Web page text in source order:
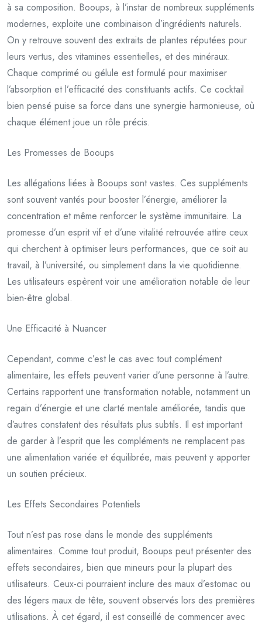
à sa composition. Booups, à l’instar de nombreux suppléments
modernes, exploite une combinaison d’ingrédients naturels.
On y retrouve souvent des extraits de plantes réputées pour
leurs vertus, des vitamines essentielles, et des minéraux.
Chaque comprimé ou gélule est formulé pour maximiser
l’absorption et l’efficacité des constituants actifs. Ce cocktail
bien pensé puise sa force dans une synergie harmonieuse, où
chaque élément joue un rôle précis.
Les Promesses de Booups
Les allégations liées à Booups sont vastes. Ces suppléments
sont souvent vantés pour booster l’énergie, améliorer la
concentration et même renforcer le système immunitaire. La
promesse d’un esprit vif et d’une vitalité retrouvée attire ceux
qui cherchent à optimiser leurs performances, que ce soit au
travail, à l’université, ou simplement dans la vie quotidienne.
Les utilisateurs espèrent voir une amélioration notable de leur
bien-être global.
Une Efficacité à Nuancer
Cependant, comme c’est le cas avec tout complément
alimentaire, les effets peuvent varier d’une personne à l’autre.
Certains rapportent une transformation notable, notamment un
regain d’énergie et une clarté mentale améliorée, tandis que
d’autres constatent des résultats plus subtils. Il est important
de garder à l’esprit que les compléments ne remplacent pas
une alimentation variée et équilibrée, mais peuvent y apporter
un soutien précieux.
Les Effets Secondaires Potentiels
Tout n’est pas rose dans le monde des suppléments
alimentaires. Comme tout produit, Booups peut présenter des
effets secondaires, bien que mineurs pour la plupart des
utilisateurs. Ceux-ci pourraient inclure des maux d’estomac ou
des légers maux de tête, souvent observés lors des premières
utilisations. À cet égard, il est conseillé de commencer avec